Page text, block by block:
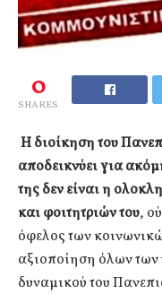
0
SHARES
Η διοίκηση του
αποδεικνύει για
της δεν είναι η
και φοιτητριών του,
όφελος των
αξιοποίηση όλων
δυναμικού του